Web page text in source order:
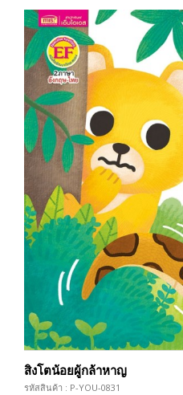
สิงโตน้อยผู้กล้าหาญ
รหัสสินค้า : P-YOU-0831